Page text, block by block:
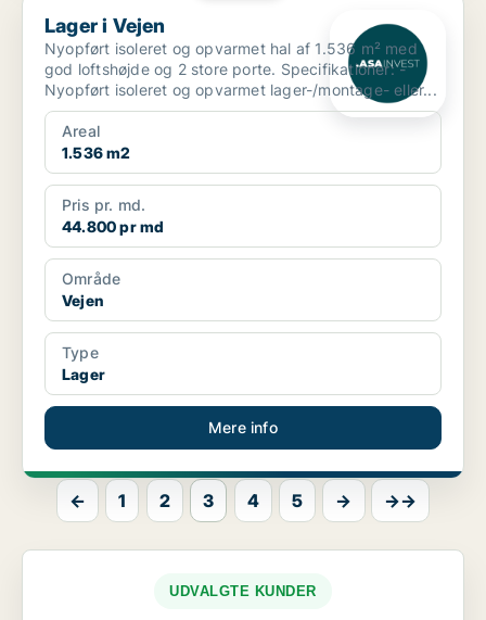
Lager i Vejen
Nyopført isoleret og opvarmet hal af 1.536 m² med
god loftshøjde og 2 store porte. Specifikationer: -
Nyopført isoleret og opvarmet lager-/montage- eller...
Areal
1.536 m2
Pris pr. md.
44.800 pr md
Område
Vejen
Type
Lager
Mere info
← 1 2 3 4 5 → →→
UDVALGTE KUNDER